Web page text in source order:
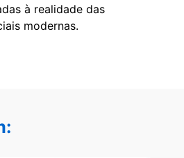
à realidade das
modernas.